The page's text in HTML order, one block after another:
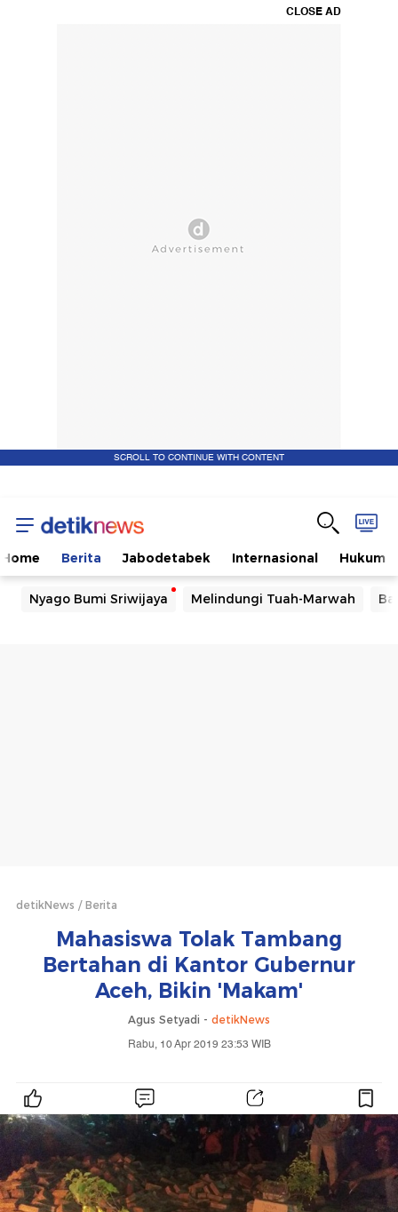
CLOSE AD
SCROLL TO CONTINUE WITH CONTENT
Home Berita Jabodetabek Internasional Hukum
Nyago Bumi Sriwijaya Melindungi Tuah-Marwah
detikNews Berita
Mahasiswa Tolak Tambang
Bertahan di Kantor Gubernur
Aceh, Bikin 'Makam'
Agus Setyadi - detikNews
Rabu, 10 Apr 2019 23:53 WIB